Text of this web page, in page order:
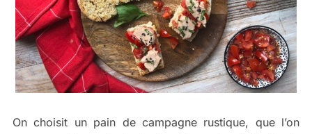
On choisit un pain de campagne rustique, que l’on